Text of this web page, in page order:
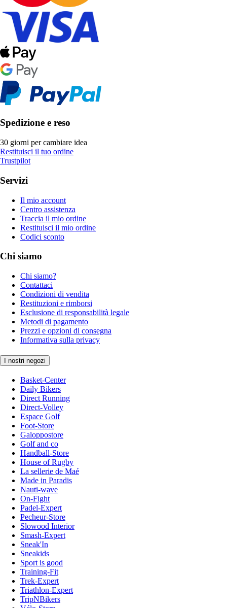
Spedizione e reso
30 giorni per cambiare idea
Restituisci il tuo ordine
Trustpilot
Servizi
Il mio account
Centro assistenza
Traccia il mio ordine
Restituisci il mio ordine
Codici sconto
Chi siamo
Chi siamo?
Contattaci
Condizioni di vendita
Restituzioni e rimborsi
Esclusione di responsabilità legale
Metodi di pagamento
Prezzi e opzioni di consegna
Informativa sulla privacy
I nostri negozi
Basket-Center
Daily Bikers
Direct Running
Direct-Volley
Espace Golf
Foot-Store
Galoppostore
Golf and co
Handball-Store
House of Rugby
La sellerie de Maé
Made in Paradis
Nauti-wave
On-Fight
Padel-Expert
Pecheur-Store
Slowood Interior
Smash-Expert
Sneak'In
Sneakids
Sport is good
Training-Fit
Trek-Expert
Triathlon-Expert
TripNBikers